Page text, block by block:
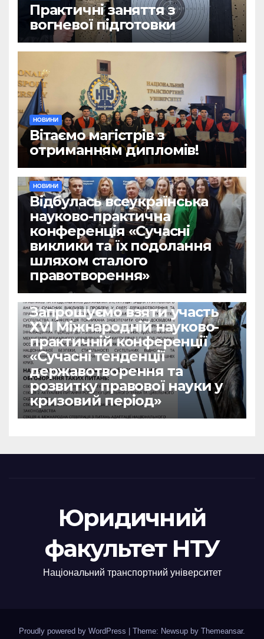
Практичні заняття з
вогневої підготовки
НОВИНИ
Вітаємо магістрів з
отриманням дипломів!
НОВИНИ
Відбулась всеукраїнська
науково-практична
конференція «Сучасні
виклики та їх подолання
шляхом сталого
правотворення»
Запрошуємо взяти участь
ХVІ Міжнародній науково-
практичній конференції
«Сучасні тенденції
державотворення та
розвитку правової науки у
кризовий період»
Юридичний
факультет НТУ
Національний транспортний університет
Proudly powered by WordPress Theme: Newsup by Themeansar.